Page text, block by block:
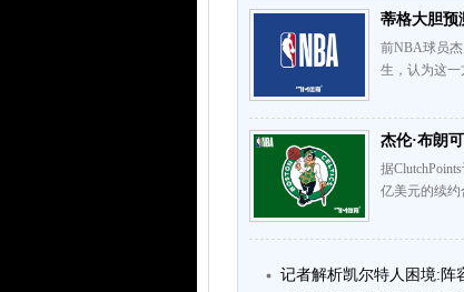
蒂格大胆预
前NBA球员
生，认为这
杰伦·布朗
据
亿美元的续
记者解析凯尔特人困境:阵